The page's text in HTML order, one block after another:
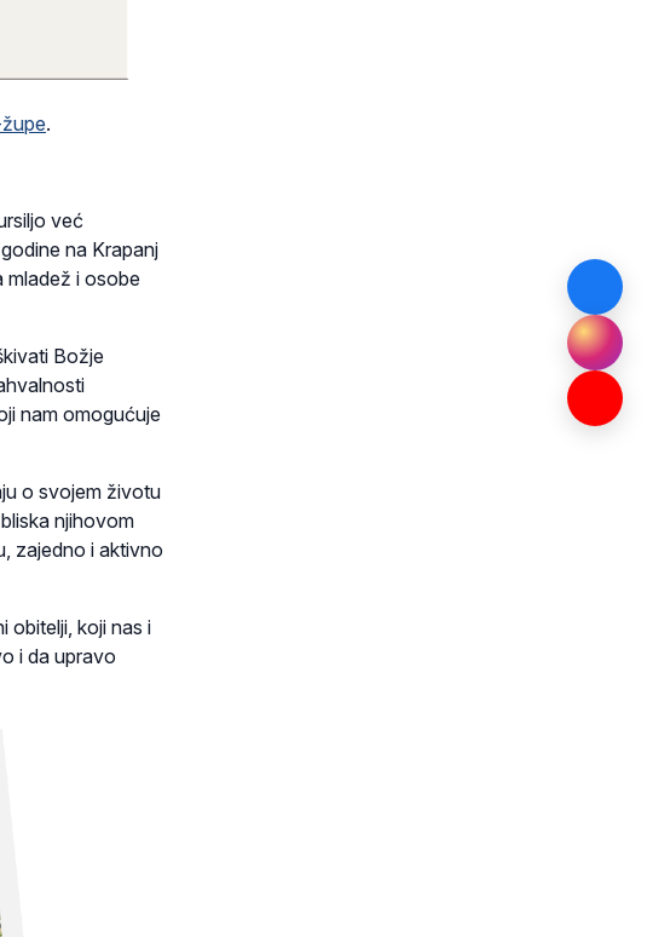
.
već
na Krapanj
mladež i osobe
Božje
nam omogućuje
o svojem životu
njihovom
zajedno i aktivno
obitelji, koji nas i
i da upravo